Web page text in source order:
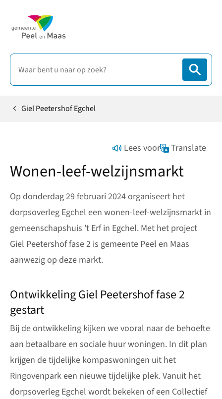
HomeGiel Peetershof Egchel
Lees voor Translate
Wonen-leef-welzijnsmarkt
Op donderdag 29 februari 2024 organiseert het
dorpsoverleg Egchel een wonen-leef-welzijnsmarkt in
gemeenschapshuis 't Erf in Egchel. Met het project
Giel Peetershof fase 2 is gemeente Peel en Maas
aanwezig op deze markt.
Ontwikkeling Giel Peetershof fase 2
gestart
Bij de ontwikkeling kijken we vooral naar de behoefte
aan betaalbare en sociale huur woningen. In dit plan
krijgen de tijdelijke kompaswoningen uit het
Ringovenpark een nieuwe tijdelijke plek. Vanuit het
dorpsoverleg Egchel wordt bekeken of een Collectief